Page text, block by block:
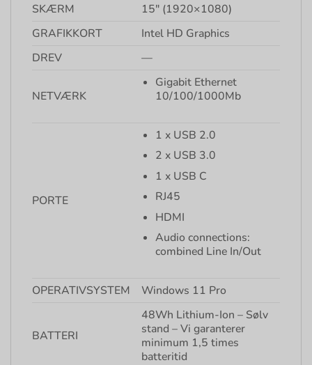
SKÆRM
15″ (1920×1080)
GRAFIKKORT
Intel HD Graphics
DREV
—
NETVÆRK
Gigabit Ethernet
10/100/1000Mb
PORTE
1 x USB 2.0
2 x USB 3.0
1 x USB C
RJ45
HDMI
Audio connections:
combined Line In/Out
OPERATIVSYSTEM Windows 11 Pro
BATTERI
48Wh Lithium-Ion – Sølv
stand – Vi garanterer
minimum 1,5 times
batteritid